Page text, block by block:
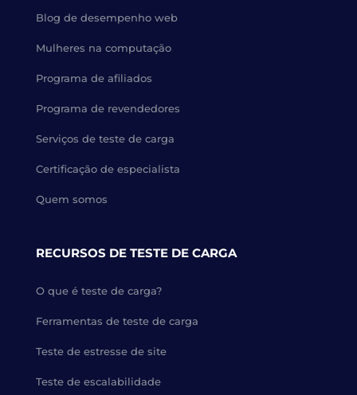
Blog de desempenho web
Mulheres na computação
Programa de afiliados
Programa de revendedores
Serviços de teste de carga
Certificação de especialista
Quem somos
RECURSOS DE TESTE DE CARGA
O que é teste de carga?
Ferramentas de teste de carga
Teste de estresse de site
Teste de escalabilidade